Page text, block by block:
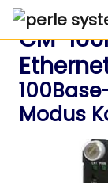
CM-
Modus